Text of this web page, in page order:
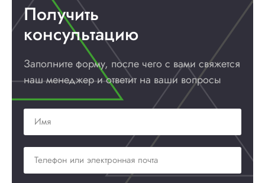
Получить
консультацию
Заполните форму, после чего с вами свяжется
наш менеджер и ответит на ваши вопросы